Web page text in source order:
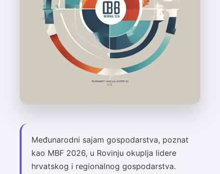
Međunarodni sajam gospodarstva, poznat
kao MBF 2026, u Rovinju okuplja lidere
hrvatskog i regionalnog gospodarstva.